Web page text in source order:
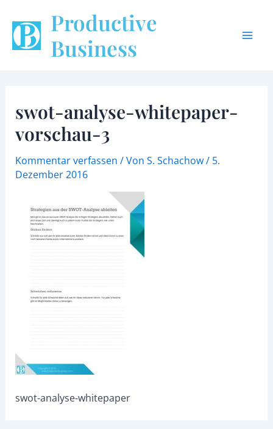
Inhalt
springen
Productive
Business
swot-analyse-whitepaper-
vorschau-3
Kommentar verfassen / Von S. Schachow/ 5.
Dezember 2016
swot-analyse-whitepaper